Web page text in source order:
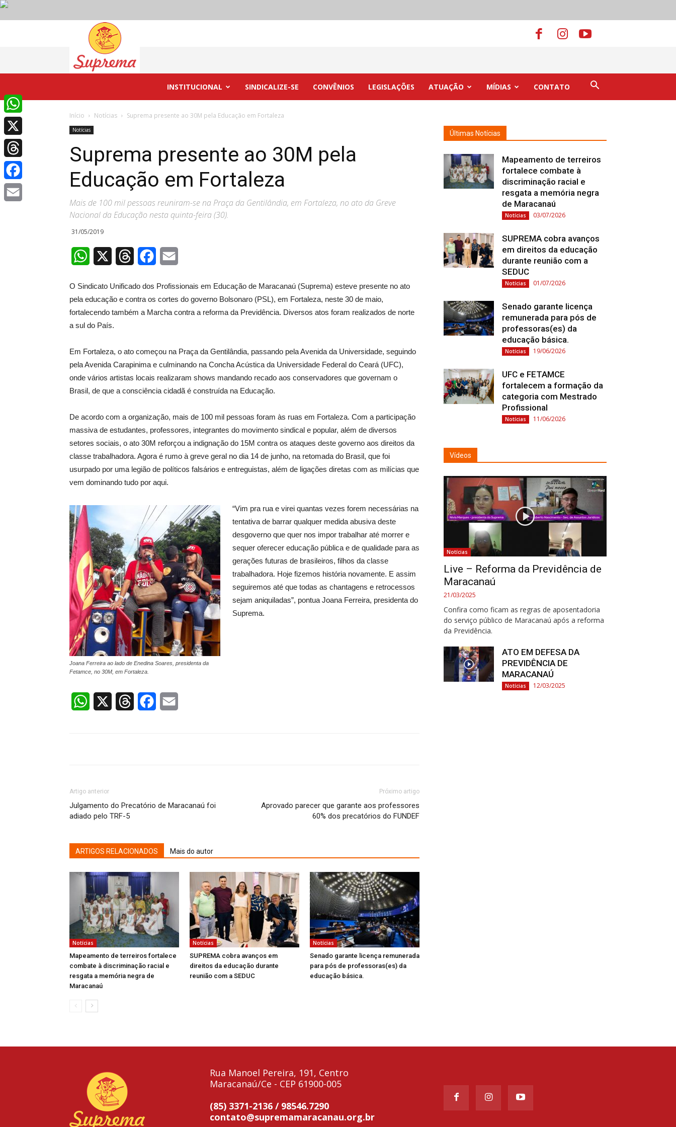
Suprema
INSTITUCIONAL SINDICALIZE-SE CONVÊNIOS LEGISLAÇÕES ATUAÇÃO MÍDIAS CONTATO
Início Notícias Suprema presente ao 30M pela Educação em Fortaleza
Notícias
Suprema presente ao 30M pela
Educação em Fortaleza
Mais de 100 mil pessoas reuniram-se na Praça da Gentilândia, em Fortaleza, no ato da Greve
Nacional da Educação nesta quinta-feira (30).
31/05/2019
WhatsApp ThreadsFacebook
O Sindicato Unificado dos Profissionais em Educação de Maracanaú (Suprema) esteve presente no ato
pela educação e contra os cortes do governo Bolsonaro (PSL), em Fortaleza, neste 30 de maio,
fortalecendo também a Marcha contra a reforma da Previdência. Diversos atos foram realizados de norte
a sul do País.
Em Fortaleza, o ato começou na Praça da Gentilândia, passando pela Avenida da Universidade, seguindo
pela Avenida Carapinima e culminando na Concha Acústica da Universidade Federal do Ceará (UFC),
onde vários artistas locais realizaram shows mandando recado aos conservadores que governam o
Brasil, de que a consciência cidadã é construída na Educação.
De acordo com a organização, mais de 100 mil pessoas foram às ruas em Fortaleza. Com a participação
massiva de estudantes, professores, integrantes do movimento sindical e popular, além de diversos
setores sociais, o ato 30M reforçou a indignação do 15M contra os ataques deste governo aos direitos da
classe trabalhadora. Agora é rumo à greve geral no dia 14 de junho, na retomada do Brasil, que foi
usurpado por uma legião de políticos falsários e entreguistas, além de ligações diretas com as milícias que
vem dominando tudo por aqui.
Joana Ferreira ao lado de Enedina Soares, presidenta da
Fetamce, no 30M, em Fortaleza.
“Vim pra rua e virei quantas vezes forem necessárias na
tentativa de barrar qualquer medida abusiva deste
desgoverno que quer nos impor trabalhar até morrer e
sequer oferecer educação pública e de qualidade para as
gerações futuras de brasileiros, filhos da classe
trabalhadora. Hoje fizemos história novamente. E assim
seguiremos até que todas as chantagens e retrocessos
sejam aniquiladas”, pontua Joana Ferreira, presidenta do
Suprema.
WhatsApp ThreadsFacebook
Artigo anterior
Julgamento do Precatório de Maracanaú foi
adiado pelo TRF-5
Próximo artigo
Aprovado parecer que garante aos professores
60% dos precatórios do FUNDEF
ARTIGOS RELACIONADOS Mais do autor
Notícias
Mapeamento de terreiros fortalece
combate à discriminação racial e
resgata a memória negra de
Maracanaú
Notícias
SUPREMA cobra avanços em
direitos da educação durante
reunião com a SEDUC
Notícias
Senado garante licença remunerada
para pós de professoras(es) da
educação básica.
Últimas Notícias
Mapeamento de terreiros
fortalece combate à
discriminação racial e
resgata a memória negra
de Maracanaú
Notícias 03/07/2026
SUPREMA cobra avanços
em direitos da educação
durante reunião com a
SEDUC
Notícias 01/07/2026
Senado garante licença
remunerada para pós de
professoras(es) da
educação básica.
Notícias 19/06/2026
UFC e FETAMCE
fortalecem a formação da
categoria com Mestrado
Profissional
Notícias 11/06/2026
Vídeos
Notícias
Live – Reforma da Previdência de
Maracanaú
21/03/2025
Confira como ficam as regras de aposentadoria
do serviço público de Maracanaú após a reforma
da Previdência.
ATO EM DEFESA DA
PREVIDÊNCIA DE
MARACANAÚ
Notícias 12/03/2025
Rua Manoel Pereira, 191, Centro
Maracanaú/Ce - CEP 61900-005
(85) 3371-2136 / 98546.7290
contato@supremamaracanau.org.br
WhatsApp
X
Threads
Facebook